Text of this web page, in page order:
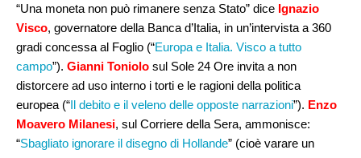
“Una moneta non può rimanere senza Stato” dice Ignazio
Visco, governatore della Banca d’Italia, in un’intervista a 360
gradi concessa al Foglio (“Europa e Italia. Visco a tutto
campo”). Gianni Toniolo sul Sole 24 Ore invita a non
distorcere ad uso interno i torti e le ragioni della politica
europea (“Il debito e il veleno delle opposte narrazioni”). Enzo
Moavero Milanesi, sul Corriere della Sera, ammonisce:
“Sbagliato ignorare il disegno di Hollande” (cioè varare un